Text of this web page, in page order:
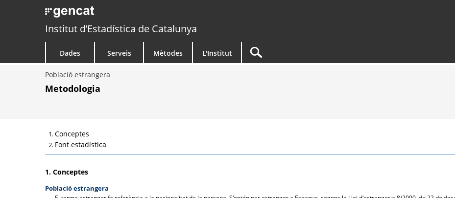
Institut d’Estadística de Catalunya
Dades Serveis Mètodes L'Institut
Població estrangera
Metodologia
Conceptes
Font estadística
1. Conceptes
Població estrangera